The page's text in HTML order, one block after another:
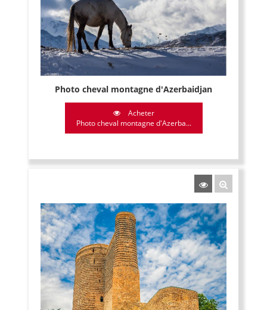
Photo cheval montagne d'Azerbaidjan
Acheter
Photo cheval montagne d'Azerba...